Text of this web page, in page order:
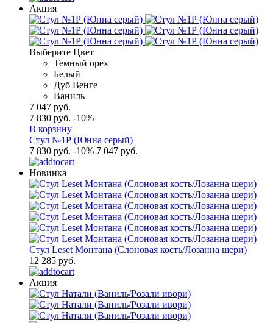
Акция
Выберите Цвет
Темный орех
Белый
Дуб Венге
Ваниль
7 047 руб.
7 830 руб. -10%
В корзину
Стул №1Р (Юнна серый)
7 830 руб. -10% 7 047 руб.
Новинка
Стул Leset Монтана (Слоновая кость/Лозанна шери)
12 285 руб.
Акция